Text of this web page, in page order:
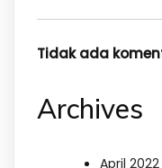
Tidak ada
Archives
April 2022